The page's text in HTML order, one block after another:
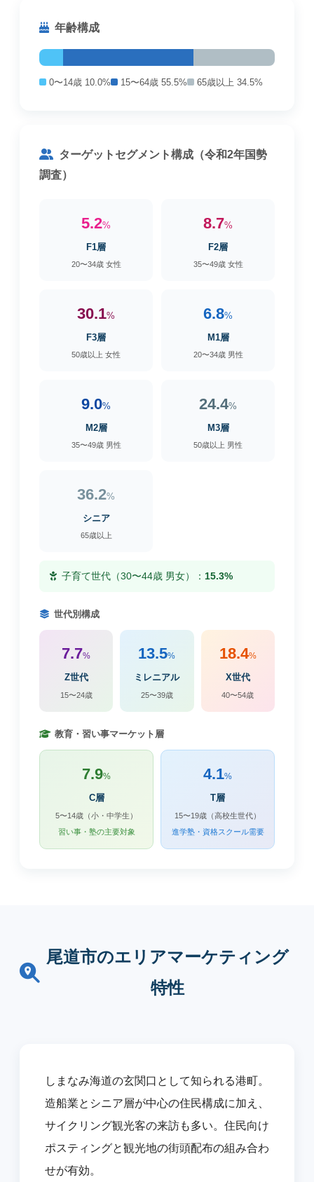
年齢構成
0〜14歳 10.0% 15〜64歳 55.5% 65歳以上 34.5%
ターゲットセグメント構成（令和2年国勢
調査）
5.2%
F1層
20〜34歳 女性
8.7%
F2層
35〜49歳 女性
30.1%
F3層
50歳以上 女性
6.8%
M1層
20〜34歳 男性
9.0%
M2層
35〜49歳 男性
24.4%
M3層
50歳以上 男性
36.2%
シニア
65歳以上
子育て世代（30〜44歳 男女）： 15.3%
世代別構成
7.7%
Z世代
15〜24歳
13.5%
ミレニアル
25〜39歳
18.4%
X世代
40〜54歳
教育・習い事マーケット層
7.9%
C層
5〜14歳（小・中学生）
習い事・塾の主要対象
4.1%
T層
15〜19歳（高校生世代）
進学塾・資格スクール需要
尾道市のエリアマーケティング
特性
しまなみ海道の玄関口として知られる港町。
造船業とシニア層が中心の住民構成に加え、
サイクリング観光客の来訪も多い。住民向け
ポスティングと観光地の街頭配布の組み合わ
せが有効。